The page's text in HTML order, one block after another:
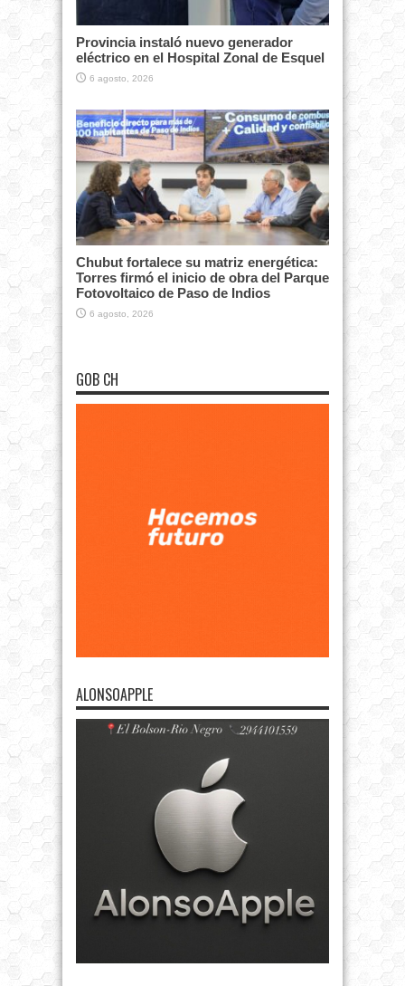
Provincia instaló nuevo generador
eléctrico en el Hospital Zonal de Esquel
6 agosto, 2026
Chubut fortalece su matriz energética:
Torres firmó el inicio de obra del Parque
Fotovoltaico de Paso de Indios
6 agosto, 2026
GOB CH
ALONSOAPPLE